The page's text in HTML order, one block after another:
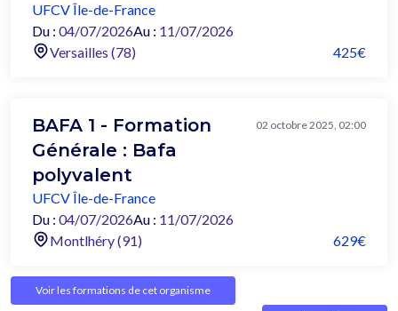
UFCV Île-de-France
Du : 04/07/2026Au : 11/07/2026
Versailles (78)
425€
BAFA 1 - Formation
Générale : Bafa
polyvalent
02 octobre 2025, 02:00
UFCV Île-de-France
Du : 04/07/2026Au : 11/07/2026
Montlhéry (91)
629€
Voir les formations de cet organisme